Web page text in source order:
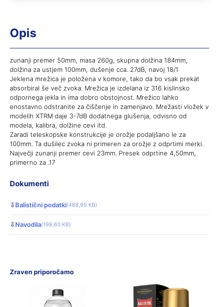
Opis
zunanji premer 50mm, masa 260g, skupna dolžina 184mm,
dolžina za ustjem 100mm, dušenje cca. 27dB, navoj 18/1
Jeklena mrežica je položena v komore, tako da bo vsak prekat
absorbiral še več zvoka. Mrežica je izdelana iz 316 kislinsko
odpornega jekla in ima dobro obstojnost. Mrežico lahko
enostavno odstranite za čiščenje in zamenjavo. Mrežasti vložek v
modelih XTRM daje 3-7dB dodatnega glušenja, odvisno od
modela, kalibra, dolžine cevi itd.
Zaradi teleskopske konstrukcije je orožje podaljšano le za
100mm. Ta dušilec zvoka ni primeren za orožje z odprtimi merki.
Največji zunanji premer cevi 23mm. Presek odprtine 4,50mm,
primerno za .17
Dokumenti
⇩Balistični podatki(488,95 KB)
⇩Navodila(198,60 KB)
Zraven priporočamo